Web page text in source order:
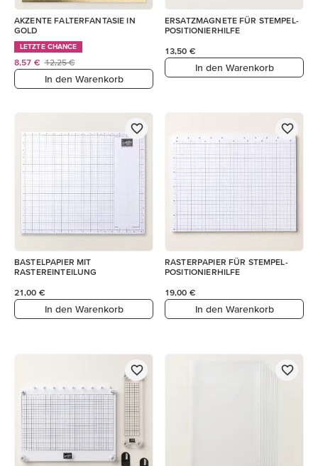
AKZENTE FALTERFANTASIE IN
GOLD
LETZTE CHANCE
8,57 € 12,25 €
In den Warenkorb
ERSATZMAGNETE FÜR STEMPEL-
POSITIONIERHILFE
13,50 €
In den Warenkorb
BASTELPAPIER MIT
RASTEREINTEILUNG
21,00 €
In den Warenkorb
RASTERPAPIER FÜR STEMPEL-
POSITIONIERHILFE
19,00 €
In den Warenkorb